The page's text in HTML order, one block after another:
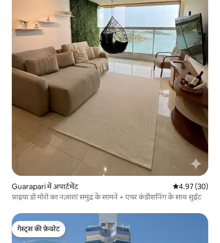
Guarapari में अपार्टमेंट औसत रेटिंग 5 में
4.97 (30)
प्राइया डो मोरो का नज़ारा! समुद्र के सामने + एयर कंडीशनिंग के साथ सुईट
गेस्ट्स की फ़ेवरेट
गेस्ट्स की फ़ेवरेट